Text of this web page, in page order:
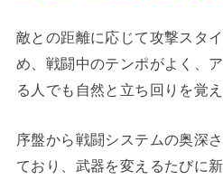
敵との距離に応じて攻撃スタ
め、戦闘中のテンポがよく、
る人でも自然と立ち回りを覚え
序盤から戦闘システムの奥深
ており、武器を変えるたびに